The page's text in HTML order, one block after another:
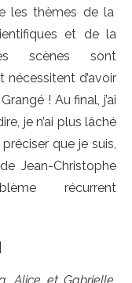
les thèmes de la
et de la
scènes sont
nécessitent d’avoir
! Au final, j’ai
je n’ai plus lâché
que je suis,
de Jean-Christophe
récurrent